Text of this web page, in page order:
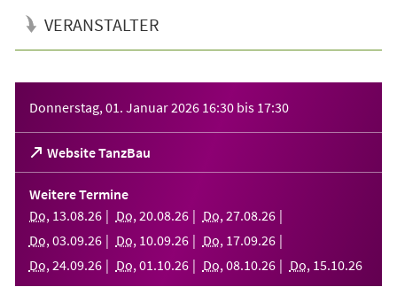
VERANSTALTER
Donnerstag, 01. Januar 2026 16:30 bis 17:30
Website TanzBau
(Öffnet
in
einem
neuen
Tab)
Weitere Termine
Do, 13.08.26 Do, 20.08.26 Do, 27.08.26
Do, 03.09.26 Do, 10.09.26 Do, 17.09.26
Do, 24.09.26 Do, 01 .10.26 Do, 08.10.26 Do, 15.10.26